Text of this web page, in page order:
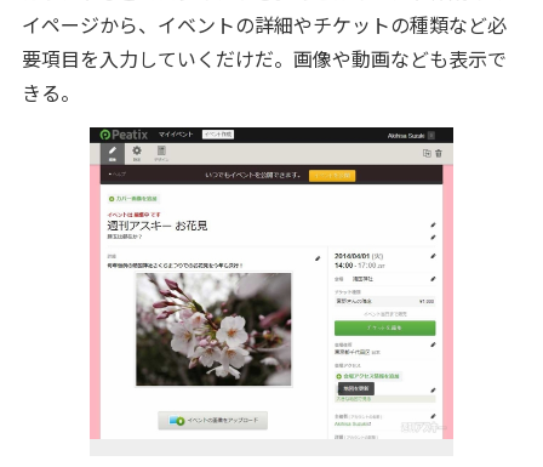
イページから、イベントの詳細やチケットの種類など必
要項目を入力していくだけだ。画像や動画なども表示で
きる。